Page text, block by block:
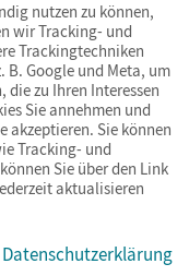
Cookies & Co.
nutzen zu können,
wir Tracking- und
Trackingtechniken
B. Google und Meta, um
die zu Ihren Interessen
Sie annehmen und
akzeptieren. Sie können
Tracking- und
Sie über den Link
aktualisieren
Datenschutzerklärung